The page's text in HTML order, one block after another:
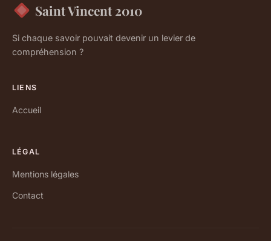
Saint Vincent 2010
Si chaque savoir pouvait devenir un levier de
compréhension ?
LIENS
Accueil
LÉGAL
Mentions légales
Contact